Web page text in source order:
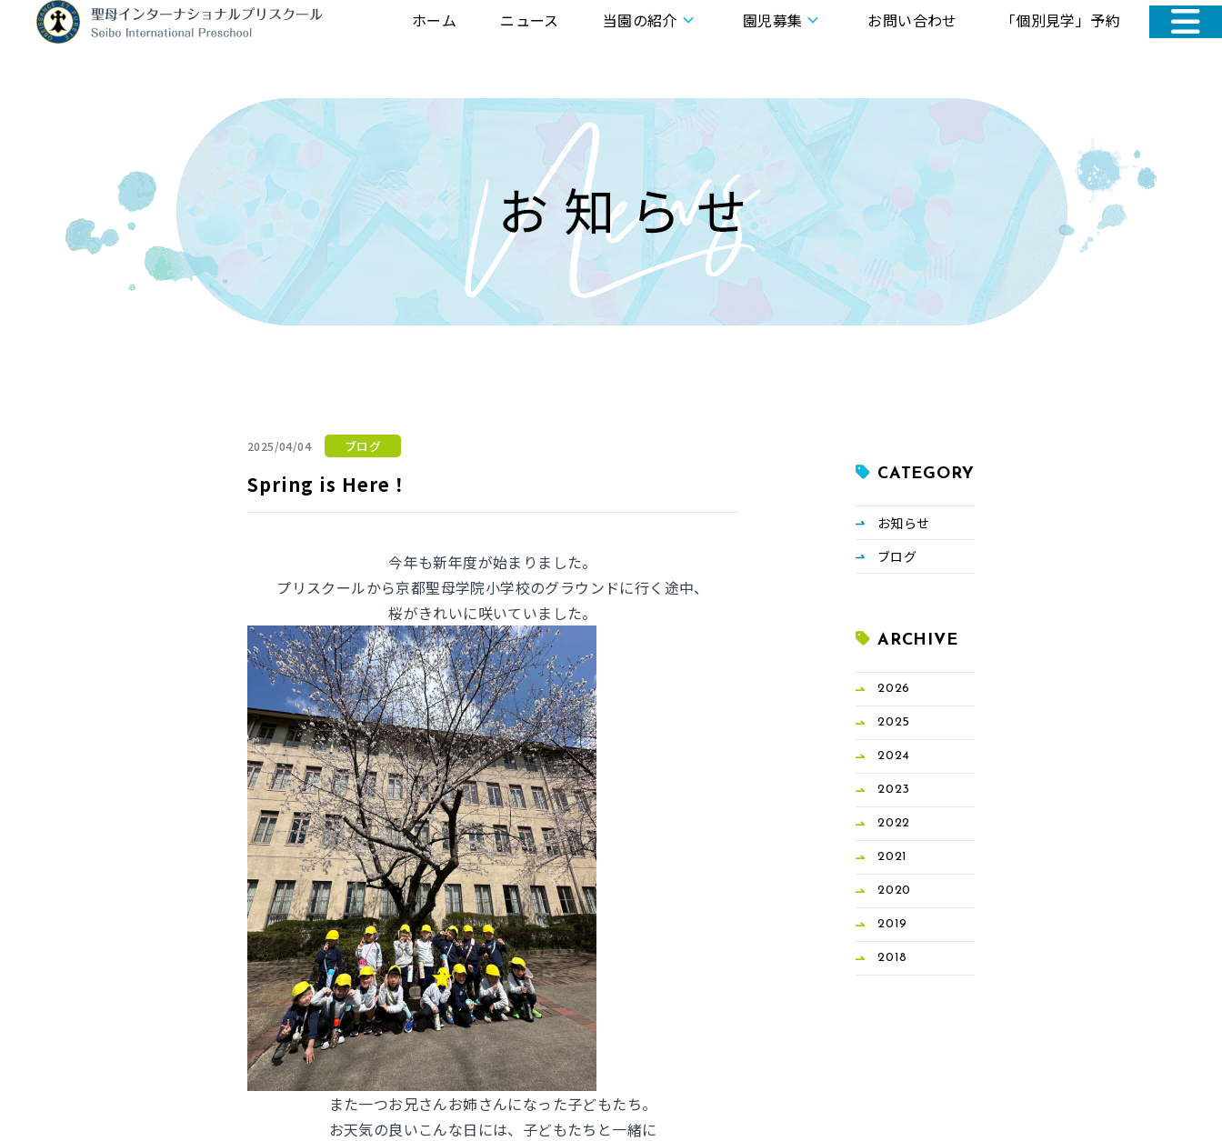
ホーム ニュース 当園の紹介 園児募集 お問い合わせ 「個別見学」予約
2025/04/04 ブログ
Spring is Here！
今年も新年度が始まりました。
プリスクールから京都聖母学院小学校のグラウンドに行く途中、
桜がきれいに咲いていました。
また一つお兄さんお姉さんになった子どもたち。
お天気の良いこんな日には、子どもたちと一緒に
CATEGORY
お知らせ
ブログ
ARCHIVE
2026
2025
2024
2023
2022
2021
2020
2019
2018